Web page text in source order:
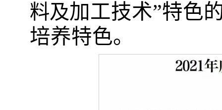
料及加工技术”特色
培养特色。